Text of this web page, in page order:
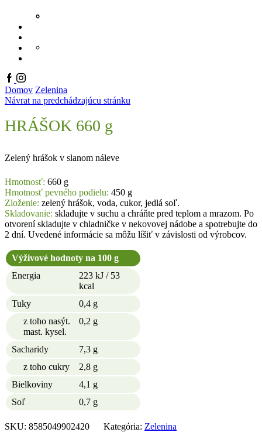
Facebook
Instagram
Domov Zelenina
Návrat na predchádzajúcu stránku
HRÁŠOK 660 g
Zelený hrášok v slanom náleve
Hmotnosť: 660 g
Hmotnosť pevného podielu: 450 g
Zloženie: zelený hrášok, voda, cukor, jedlá soľ.
Skladovanie: skladujte v suchu a chráňte pred teplom a mrazom. Po
otvorení skladujte v chladničke v nekovovej nádobe a spotrebujte do
2 dní. Uvedené informácie sa môžu líšiť v závislosti od výrobcov.
Výživové hodnoty na 100 g
Energia
223 kJ / 53
kcal
Tuky
0,4 g
z toho nasýt.
mast. kysel.
0,2 g
Sacharidy
7,3 g
z toho cukry
2,8 g
Bielkoviny
4,1 g
Soľ
0,7 g
SKU: 8585049902420 Kategória: Zelenina